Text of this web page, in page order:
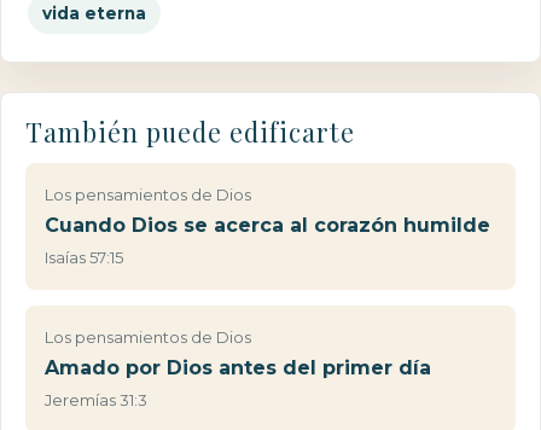
vida eterna
También puede edificarte
Los pensamientos de Dios
Cuando Dios se acerca al corazón humilde
Isaías 57:15
Los pensamientos de Dios
Amado por Dios antes del primer día
Jeremías 31:3